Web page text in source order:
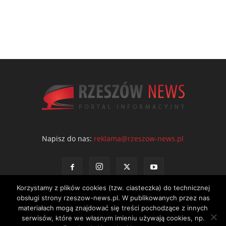
Napisz do nas: reklama@rzeszow-news.pl
Kontakt Polityka prywatności Regulamin portalu
Korzystamy z plików cookies (tzw. ciasteczka) do technicznej
obsługi strony rzeszow-news.pl. W publikowanych przez nas
materiałach mogą znajdować się treści pochodzące z innych
serwisów, które we własnym imieniu używają cookies, np.